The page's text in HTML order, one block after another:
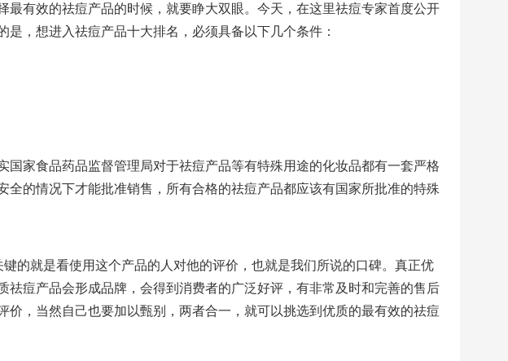
有效的祛痘产品的时候，就要睁大双眼。今天，在这里祛痘专家首度公开
，想进入祛痘产品十大排名，必须具备以下几个条件：
国家食品药品监督管理局对于祛痘产品等有特殊用途的化妆品都有一套严格
全的情况下才能批准销售，所有合格的祛痘产品都应该有国家所批准的特殊
的就是看使用这个产品的人对他的评价，也就是我们所说的口碑。真正优
祛痘产品会形成品牌，会得到消费者的广泛好评，有非常及时和完善的售后
，当然自己也要加以甄别，两者合一，就可以挑选到优质的最有效的祛痘